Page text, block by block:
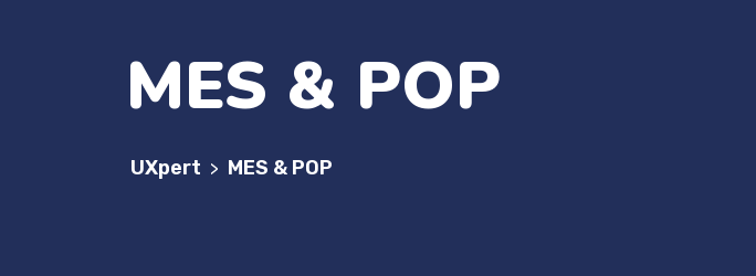
MES & POP
UXpert > MES & POP